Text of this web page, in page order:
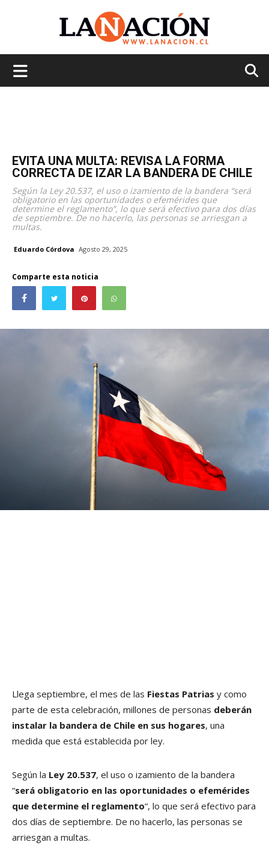
EVITA UNA MULTA: REVISA LA FORMA
CORRECTA DE IZAR LA BANDERA DE CHILE
Según la Ley 20.537, el uso o izamiento de la bandera “será
obligatorio en las oportunidades o efemérides que
determine el reglamento”, lo que será efectivo para dos días
de septiembre. De no hacerlo, las personas se arriesgan a
multas.
Eduardo Córdova Agosto 29, 2025
Comparte esta noticia
Llega septiembre, el mes de las Fiestas Patrias y como
parte de esta celebración, millones de personas deberán
instalar la bandera de Chile en sus hogares, una
medida que está establecida por ley.
Según la Ley 20.537, el uso o izamiento de la bandera
“será obligatorio en las oportunidades o efemérides
que determine el reglamento“, lo que será efectivo para
dos días de septiembre. De no hacerlo, las personas se
arriesgan a multas.